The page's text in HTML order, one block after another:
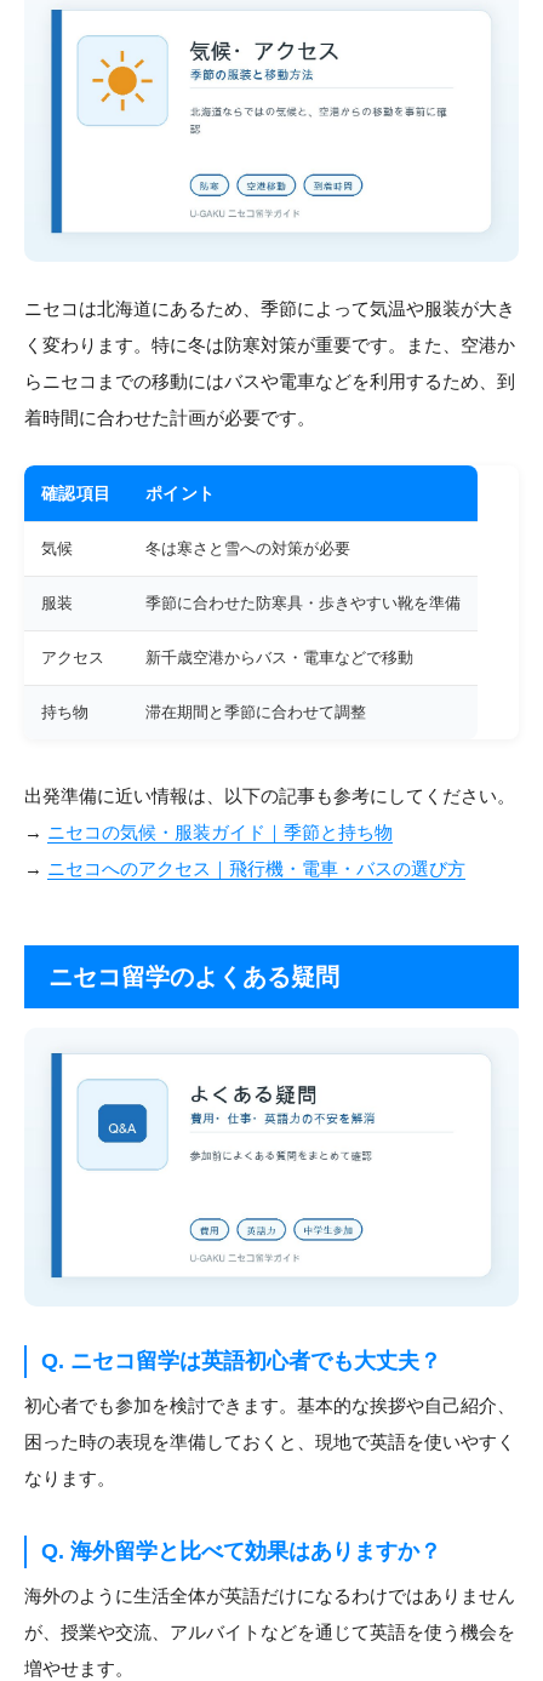
ニセコは北海道にあるため、季節によって気温や服装が大き
く変わります。特に冬は防寒対策が重要です。また、空港か
らニセコまでの移動にはバスや電車などを利用するため、到
着時間に合わせた計画が必要です。
確認項目 ポイント
気候 冬は寒さと雪への対策が必要
服装 季節に合わせた防寒具・歩きやすい靴を準備
アクセス 新千歳空港からバス・電車などで移動
持ち物 滞在期間と季節に合わせて調整
出発準備に近い情報は、以下の記事も参考にしてください。
→ ニセコの気候・服装ガイド｜季節と持ち物
→ ニセコへのアクセス｜飛行機・電車・バスの選び方
ニセコ留学のよくある疑問
Q. ニセコ留学は英語初心者でも大丈夫？
初心者でも参加を検討できます。基本的な挨拶や自己紹介、
困った時の表現を準備しておくと、現地で英語を使いやすく
なります。
Q. 海外留学と比べて効果はありますか？
海外のように生活全体が英語だけになるわけではありません
が、授業や交流、アルバイトなどを通じて英語を使う機会を
増やせます。